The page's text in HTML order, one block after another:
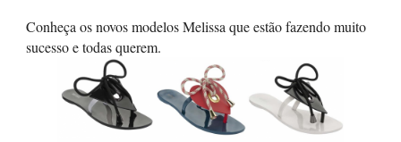
Conheça os novos modelos Melissa que estão fazendo muito
sucesso e todas querem.